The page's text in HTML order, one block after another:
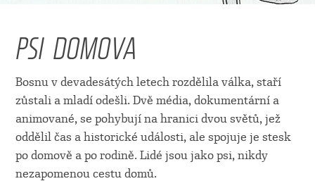
PSI DOMOVA
Bosnu v devadesátých letech rozdělila válka, staří
zůstali a mladí odešli. Dvě média, dokumentární a
animované, se pohybují na hranici dvou světů, jež
oddělil čas a historické události, ale spojuje je stesk
po domově a po rodině. Lidé jsou jako psi, nikdy
nezapomenou cestu domů.